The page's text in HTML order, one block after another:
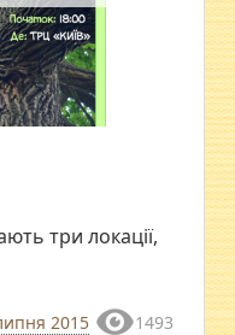
три локації,
2015 1493